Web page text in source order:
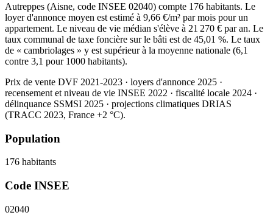
Autreppes (Aisne, code INSEE 02040) compte 176 habitants. Le
loyer d'annonce moyen est estimé à 9,66 €/m² par mois pour un
appartement. Le niveau de vie médian s'élève à 21 270 € par an. Le
taux communal de taxe foncière sur le bâti est de 45,01 %. Le taux
de « cambriolages » y est supérieur à la moyenne nationale (6,1
contre 3,1 pour 1000 habitants).
Prix de vente DVF 2021-2023 · loyers d'annonce 2025 ·
recensement et niveau de vie INSEE 2022 · fiscalité locale 2024 ·
délinquance SSMSI 2025 · projections climatiques DRIAS
(TRACC 2023, France +2 °C).
Population
176 habitants
Code INSEE
02040